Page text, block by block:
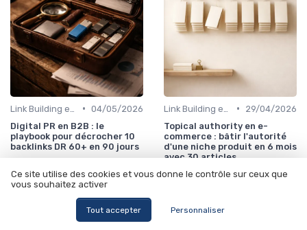
• 04/05/2026
Digital PR en B2B : le
playbook pour décrocher 10
backlinks DR 60+ en 90 jours
•
29/04/2026
Topical authority en e-
commerce : bâtir l'autorité
d'une niche produit en 6 mois
avec 30 articles
Ce site utilise des cookies et vous donne le contrôle sur ceux que
vous souhaitez activer
Tout accepter Personnaliser